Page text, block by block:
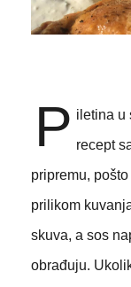
P iletina u
recept
pripremu,
prilikom
skuva, a sos
obrađuju.